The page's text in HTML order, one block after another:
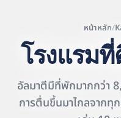
Leaflet
หน้าหลัก/
โรงแรม
อัลมาตีมีที่พักมากกว่า
การตื่นขึ้นมาไกลจากทุ